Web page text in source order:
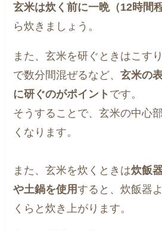
玄米は炊く前に一晩（12時間
ら炊きましょう。
また、玄米を研ぐときはこす
で数分間混ぜるなど、玄米の
に研ぐのがポイント です。
そうすることで、玄米の中心
くなります。
また、玄米を炊くときは炊飯
や土鍋を使用すると、炊飯器
くらと炊き上がります。